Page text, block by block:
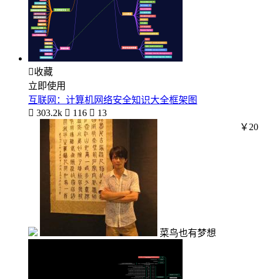
收藏
立即使用
互联网：计算机网络安全知识大全框架图
 303.2k  116  13
菜鸟也有梦想
￥20